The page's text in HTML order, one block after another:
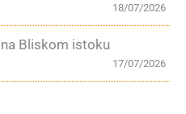
18/07/2026
Bliskom istoku
17/07/2026